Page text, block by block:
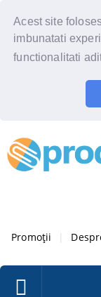
Acest site
imbunatati
functionalitati
Promoții